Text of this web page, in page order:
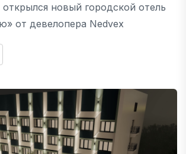
новый городской отель
от девелопера Nedvex